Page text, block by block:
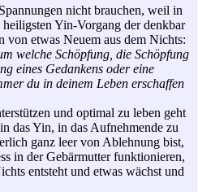
nicht brauchen, weil in
Yin-Vorgang der denkbar
von etwas Neuem aus dem Nichts:
welche Schöpfung, die Schöpfung
eines Gedankens oder eine
du in deinem Leben erschaffen
und optimal zu leben geht
das Yin, in das Aufnehmende zu
ganz leer von Ablehnung bist,
in der Gebärmutter funktionieren,
entsteht und etwas wächst und